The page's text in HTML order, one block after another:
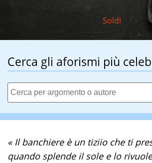
Soldi
Cerca gli aforismi più
« Il banchiere è un tiziio che ti
quando splende il sole e lo